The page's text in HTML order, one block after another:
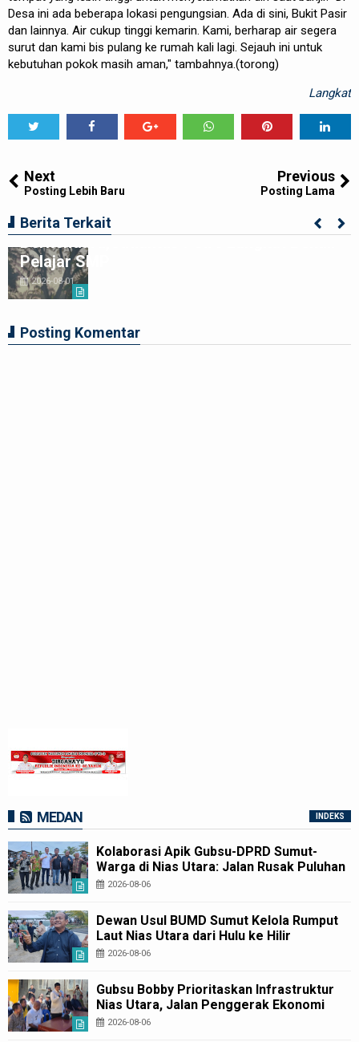
Desa ini ada beberapa lokasi pengungsian. Ada di sini, Bukit Pasir
dan lainnya. Air cukup tinggi kemarin. Kami, berharap air segera
surut dan kami bis pulang ke rumah kali lagi. Sejauh ini untuk
kebutuhan pokok masih aman," tambahnya.(torong)
Langkat
Next
Posting Lebih Baru
Previous
Posting Lama
Berita Terkait
Ciptakan Generasi Muda Tertib
Pelajar SMP
2026-08-01
Posting Komentar
MEDAN INDEKS
Kolaborasi Apik Gubsu-DPRD Sumut-
Warga di Nias Utara: Jalan Rusak Puluhan
Tahun Akhirnya Diperbaiki
2026-08-06
Dewan Usul BUMD Sumut Kelola Rumput
Laut Nias Utara dari Hulu ke Hilir
2026-08-06
Gubsu Bobby Prioritaskan Infrastruktur
Nias Utara, Jalan Penggerak Ekonomi
Mulai Dibenahi
2026-08-06